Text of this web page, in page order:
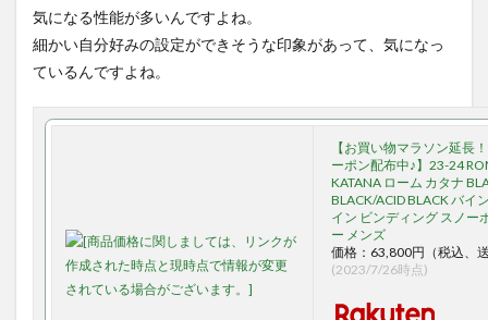
気になる性能が多いんですよね。
細かい自分好みの設定ができそうな印象があって、気になっ
ているんですよね。
【お買い物マラソン延長
ーポン配布中♪】23-24
KATANA ローム カタナ
BLACK/ACID BLACK バイ
イン ビンディング スノー
ー メンズ
価格：63,800円（税込、
(2023/7/26時点)